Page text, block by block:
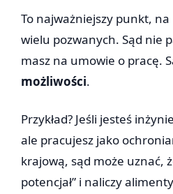
To najważniejszy punkt, na
wielu pozwanych. Sąd nie
masz na umowie o pracę.
możliwości.
Przykład? Jeśli jesteś
ale pracujesz jako
krajową, sąd może uznać,
potencjał” i naliczy